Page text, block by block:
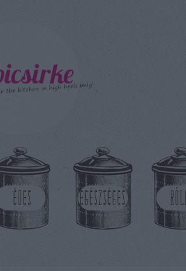
ÉDES EGÉSZSÉGES